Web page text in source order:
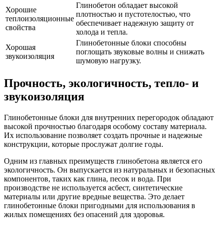
Хорошие
теплоизоляционные
свойства
Глинобетон обладает высокой
плотностью и пустотелостью, что
обеспечивает надежную защиту от
холода и тепла.
Хорошая
звукоизоляция
Глинобетонные блоки способны
поглощать звуковые волны и снижать
шумовую нагрузку.
Прочность, экологичность, тепло- и
звукоизоляция
Глинобетонные блоки для внутренних перегородок обладают
высокой прочностью благодаря особому составу материала.
Их использование позволяет создать прочные и надежные
конструкции, которые прослужат долгие годы.
Одним из главных преимуществ глинобетона является его
экологичность. Он выпускается из натуральных и безопасных
компонентов, таких как глина, песок и вода. При
производстве не используется асбест, синтетические
материалы или другие вредные вещества. Это делает
глинобетонные блоки пригодными для использования в
жилых помещениях без опасений для здоровья.